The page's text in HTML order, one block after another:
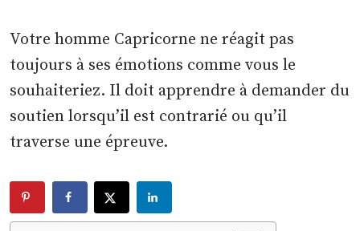
Votre homme Capricorne ne réagit pas
toujours à ses émotions comme vous le
souhaiteriez. Il doit apprendre à demander du
soutien lorsqu’il est contrarié ou qu’il
traverse une épreuve.